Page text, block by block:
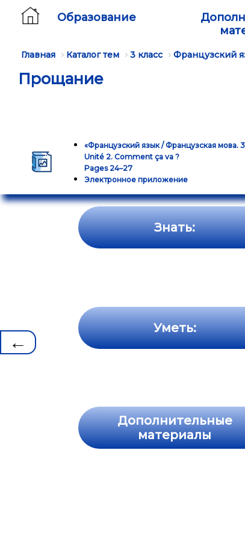
Образование
Главная Каталог тем 3 класс Французский
Прощание
«Французский язык / Французская мова.
Unité 2. Comment ça va ?
Pages 24–27
Электронное приложение
←
Знать:
Уметь:
Дополнительные
материалы